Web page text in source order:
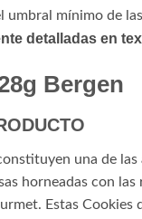
umbral mínimo de
detalladas en
Bergen
una de
horneadas con
Estas